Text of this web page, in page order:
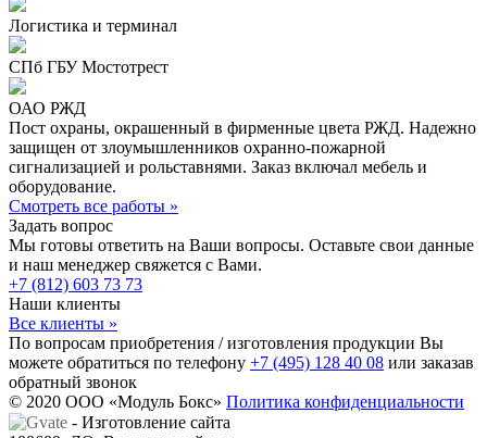
Логистика и терминал
СПб ГБУ Мостотрест
ОАО РЖД
Пост охраны, окрашенный в фирменные цвета РЖД. Надежно
защищен от злоумышленников охранно-пожарной
сигнализацией и рольставнями. Заказ включал мебель и
оборудование.
Смотреть все работы »
Задать вопрос
Мы готовы ответить на Ваши вопросы. Оставьте свои данные
и наш менеджер свяжется с Вами.
+7 (812) 603 73 73
Наши клиенты
Все клиенты »
По вопросам приобретения / изготовления продукции Вы
можете обратиться по телефону +7 (495) 128 40 08 или заказав
обратный звонок
© 2020 ООО «Модуль Бокс» Политика конфиденциальности
- Изготовление сайта